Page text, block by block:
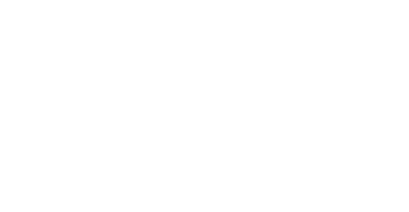
1.
3.
a)
b)
4.